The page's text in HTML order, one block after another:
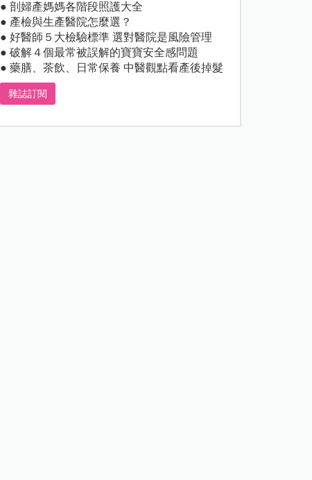
● 剖婦產媽媽各階段照護大全
● 產檢與生產醫院怎麼選？
● 好醫師５大檢驗標準 選對醫院是風險管理
● 破解４個最常被誤解的寶寶安全感問題
● 藥膳、茶飲、日常保養 中醫觀點看產後掉髮
雜誌訂閱